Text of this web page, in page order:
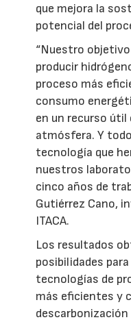
que mejora la
potencial del
“Nuestro
producir
proceso más
consumo
en un recurso útil
atmósfera. Y
tecnología que
nuestros
cinco años de
Gutiérrez Cano,
ITACA.
Los resultados
posibilidades
tecnologías de
más eficientes y